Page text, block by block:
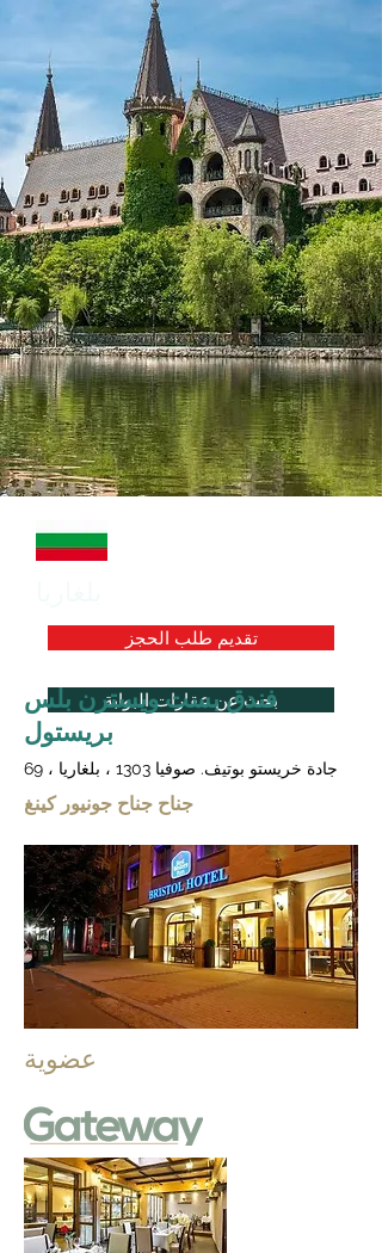
تقديم طلب الحجز
بحث عن عقارات البوابة
فندق بست ويسترن بلس
بريستول
69 ، جادة خريستو بوتيف. صوفيا 1303 ، بلغاريا
جناح جناح جونيور كينغ
عضوية